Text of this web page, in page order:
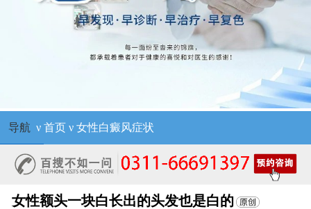
导航 ν 首页ν 女性白癜风症状
女性额头一块白长出的头发也是白的